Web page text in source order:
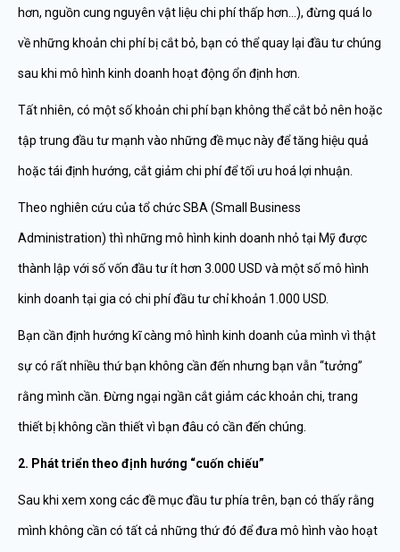
hơn, nguồn cung nguyên vật liệu chi phí thấp hơn…), đừng quá lo
về những khoản chi phí bị cắt bỏ, bạn có thể quay lại đầu tư chúng
sau khi mô hình kinh doanh hoạt động ổn định hơn.
Tất nhiên, có một số khoản chi phí bạn không thể cắt bỏ nên hoặc
tập trung đầu tư mạnh vào những đề mục này để tăng hiệu quả
hoặc tái định hướng, cắt giảm chi phí để tối ưu hoá lợi nhuận.
Theo nghiên cứu của tổ chức SBA (Small Business
Administration) thì những mô hình kinh doanh nhỏ tại Mỹ được
thành lập với số vốn đầu tư ít hơn 3.000 USD và một số mô hình
kinh doanh tại gia có chi phí đầu tư chỉ khoản 1.000 USD.
Bạn cần định hướng kĩ càng mô hình kinh doanh của mình vì thật
sự có rất nhiều thứ bạn không cần đến nhưng bạn vẫn “tưởng”
rằng mình cần. Đừng ngại ngần cắt giảm các khoản chi, trang
thiết bị không cần thiết vì bạn đâu có cần đến chúng.
2. Phát triển theo định hướng “cuốn chiếu”
Sau khi xem xong các đề mục đầu tư phía trên, bạn có thấy rằng
mình không cần có tất cả những thứ đó để đưa mô hình vào hoạt